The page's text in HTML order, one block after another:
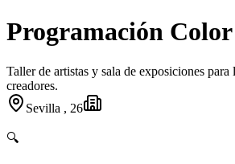
Programación
Taller de artistas y sala de exposiciones
creadores.
Sevilla , 26
🔍